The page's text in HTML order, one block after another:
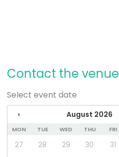
Contact the venue
Select event date
‹ August 2026
MON TUE WED THU FRI
27 28 29 30 31